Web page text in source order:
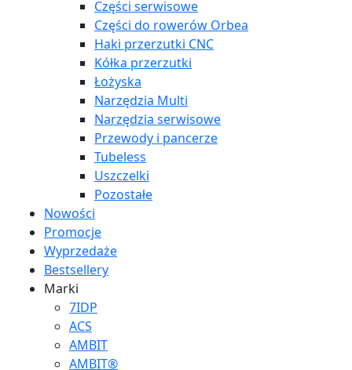
Części serwisowe
Części do rowerów Orbea
Haki przerzutki CNC
Kółka przerzutki
Łożyska
Narzędzia Multi
Narzędzia serwisowe
Przewody i pancerze
Tubeless
Uszczelki
Pozostałe
Nowości
Promocje
Wyprzedaże
Bestsellery
Marki
7IDP
ACS
AMBIT
AMBIT®